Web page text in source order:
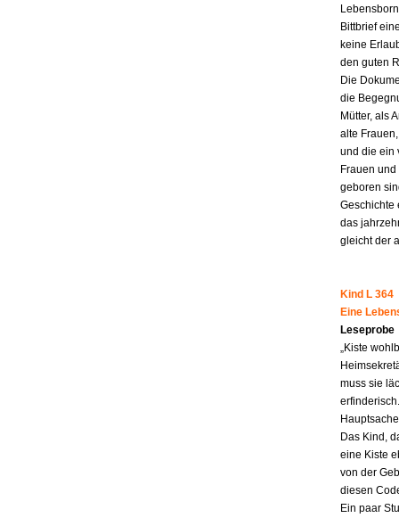
Bittbrief
keine
den guten
Die
die
Mütter, als
alte
und die ein
Frauen
geboren
Geschichte
das
gleicht der
Kind L 364
Eine
Leseprobe
„Kiste
muss sie
Das Kind,
eine Kiste
von der
diesen
Ein paar